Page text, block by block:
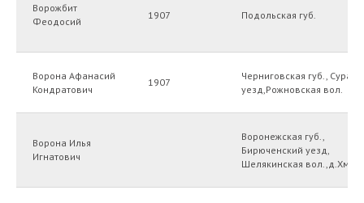
Ворожбит
Феодосий
1907 Подольская губ.
Ворона Афанасий
Кондратович
1907
Черниговская губ.,
уезд,Рожновская вол.
Ворона Илья
Игнатович
Воронежская губ.,
Бирюченский уезд,
Шелякинская